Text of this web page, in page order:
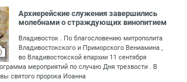
Архиерейские служения завершились
молебнами о страждующих винопитием
Владивосток . По благословению митрополита
Владивостокского и Приморского Вениамина ,
во Владивостокской епархии 11 сентября
мероприятий по случаю Дня трезвости . В
святого пророка Иоанна